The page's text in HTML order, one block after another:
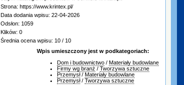
Strona: https://www.krintex.pl/
Data dodania wpisu: 22-04-2026
Odsłon: 1059
Klików: 0
Średnia ocena wpisu: 10 / 10
Wpis umieszczony jest w podkategoriach:
Dom i budownictwo / Materiały budowlane
Firmy wg branż / Tworzywa sztuczne
Przemysł/ Materiały budowlane
Przemysł/ Tworzywa sztuczne